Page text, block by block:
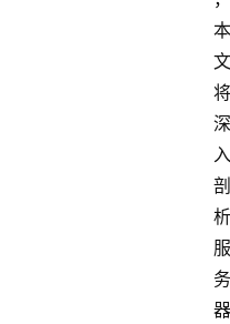
本
文
将
深
入
剖
析
服
务
器